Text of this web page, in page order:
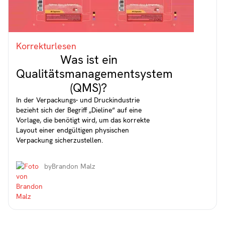
Korrekturlesen
Was ist ein
Qualitätsmanagementsystem
(QMS)?
In der Verpackungs- und Druckindustrie
bezieht sich der Begriff „Dieline“ auf eine
Vorlage, die benötigt wird, um das korrekte
Layout einer endgültigen physischen
Verpackung sicherzustellen.
byBrandon Malz